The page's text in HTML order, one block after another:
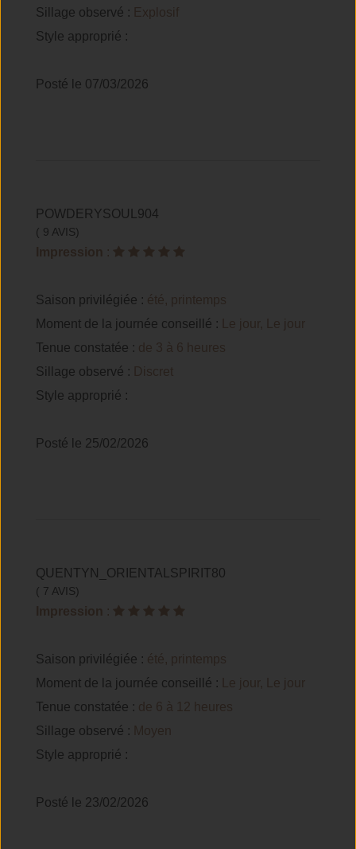
Sillage observé : Explosif
Style approprié :
Posté le 07/03/2026
POWDERYSOUL904
( 9 AVIS)
Impression :
Saison privilégiée : été, printemps
Moment de la journée conseillé :
Le jour, Le jour
Tenue constatée : de 3 à 6 heures
Sillage observé : Discret
Style approprié :
Posté le 25/02/2026
QUENTYN_ORIENTALSPIRIT80
( 7 AVIS)
Impression :
Saison privilégiée : été, printemps
Moment de la journée conseillé :
Le jour, Le jour
Tenue constatée : de 6 à 12 heures
Sillage observé : Moyen
Style approprié :
Posté le 23/02/2026